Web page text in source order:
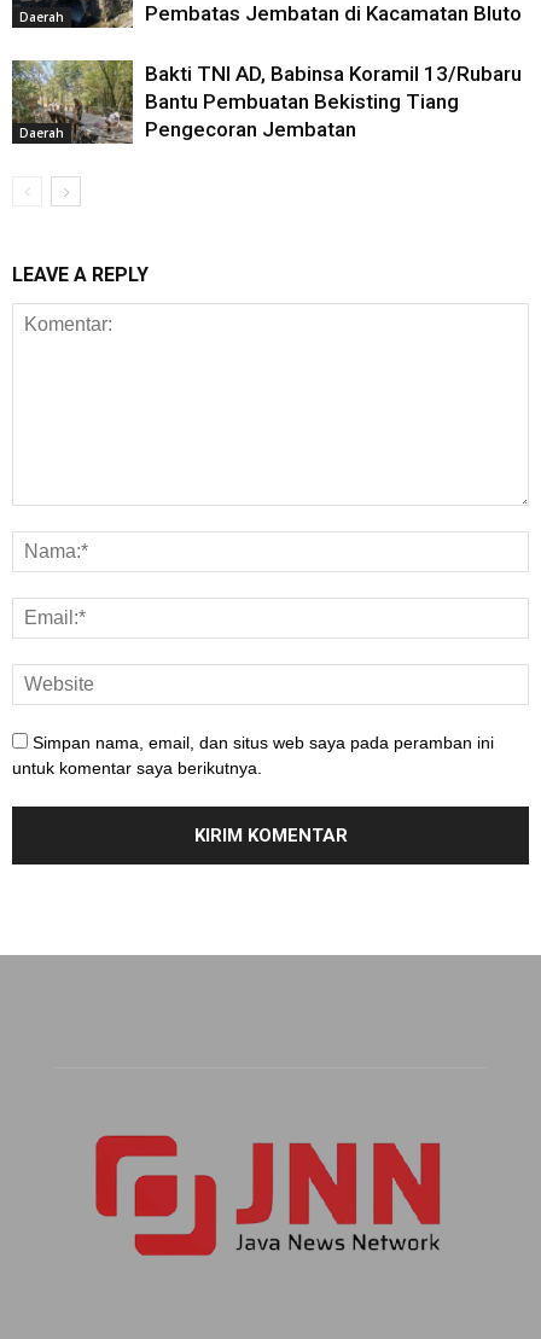
Daerah
Pembatas Jembatan di Kacamatan Bluto
Daerah
Bakti TNI AD, Babinsa Koramil 13/Rubaru
Bantu Pembuatan Bekisting Tiang
Pengecoran Jembatan
LEAVE A REPLY
Simpan nama, email, dan situs web saya pada peramban ini
untuk komentar saya berikutnya.